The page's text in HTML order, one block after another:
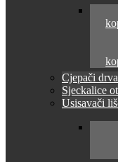
Cjepači drva
Sjeckalice
Usisavači